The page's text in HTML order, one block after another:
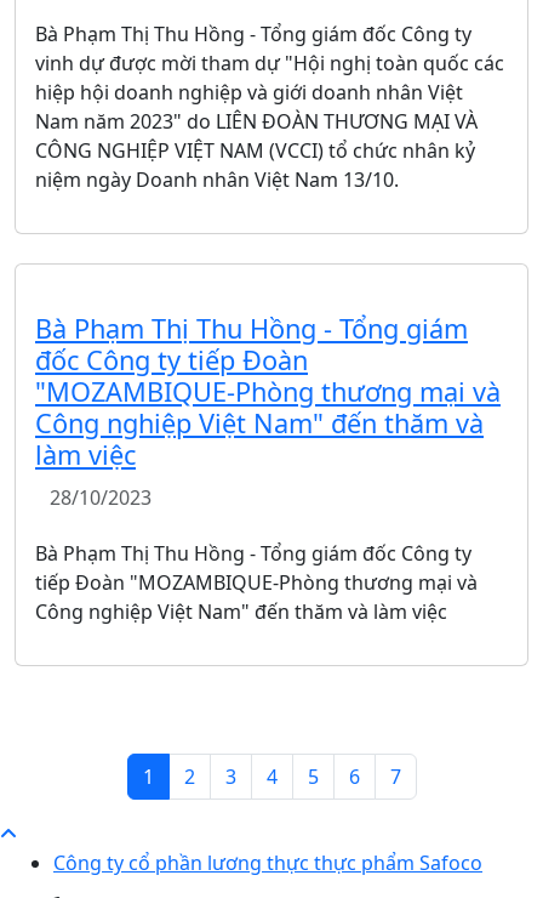
Bà Phạm Thị Thu Hồng - Tổng giám đốc Công ty
vinh dự được mời tham dự "Hội nghị toàn quốc các
hiệp hội doanh nghiệp và giới doanh nhân Việt
Nam năm 2023" do LIÊN ĐOÀN THƯƠNG MẠI VÀ
CÔNG NGHIỆP VIỆT NAM (VCCI) tổ chức nhân kỷ
niệm ngày Doanh nhân Việt Nam 13/10.
Bà Phạm Thị Thu Hồng - Tổng giám
đốc Công ty tiếp Đoàn
"MOZAMBIQUE-Phòng thương mại và
Công nghiệp Việt Nam" đến thăm và
làm việc
28/10/2023
Bà Phạm Thị Thu Hồng - Tổng giám đốc Công ty
tiếp Đoàn "MOZAMBIQUE-Phòng thương mại và
Công nghiệp Việt Nam" đến thăm và làm việc
1 2 3 4 5 6 7
Công ty cổ phần lương thực thực phẩm Safoco